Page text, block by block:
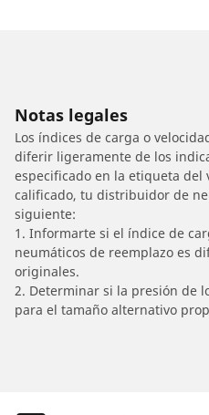
Notas legales
Los índices de carga o
diferir ligeramente de los
especificado en la etiqueta del
calificado, tu distribuidor de
siguiente:
1. Informarte si el índice de
neumáticos de reemplazo es
originales.
2. Determinar si la presión de
para el tamaño alternativo